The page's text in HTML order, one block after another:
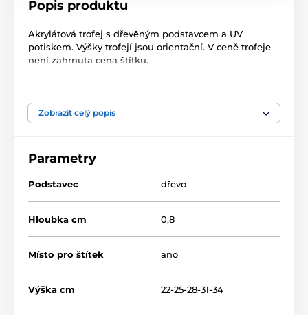
Popis produktu
Akrylátová trofej s dřevěným podstavcem a UV
potiskem. Výšky trofejí jsou orientační. V ceně trofeje
není zahrnuta cena štítku.
Produkt je zařazen v kategoriích
TL2023
Zobrazit celý popis
Parametry
Podstavec dřevo
Hloubka cm 0,8
Místo pro štítek ano
Výška cm 22-25-28-31-34